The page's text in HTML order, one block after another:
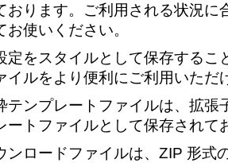
おります。ご利用される状況に
お使いください。
定をスタイルとして保存するこ
イルをより便利にご利用いただ
テンプレートファイルは、拡張
ートファイルとして保存されて
ンロードファイルは、ZIP 形式